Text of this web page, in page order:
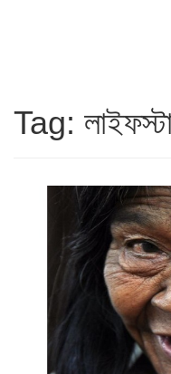
Tag: